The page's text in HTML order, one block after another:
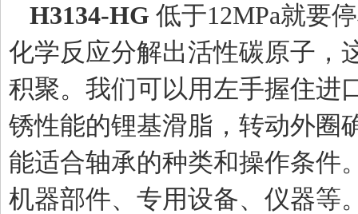
H3134-HG 低于12MPa就要
化学反应分解出活性碳原子，
积聚。我们可以用左手握住进
锈性能的锂基滑脂，转动外圈
能适合轴承的种类和操作条件
机器部件、专用设备、仪器等